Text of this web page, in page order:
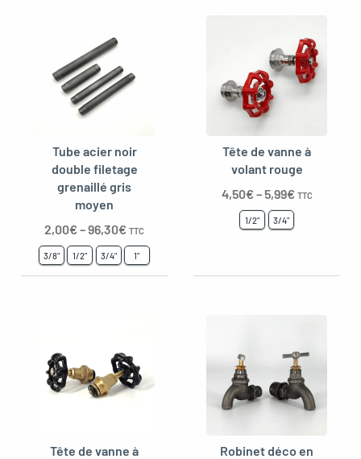
Tube acier noir
double filetage
grenaillé gris
moyen
2,00€–96,30€ TTC
3/8" 1/2" 3/4" 1"
Tête de vanne à
volant rouge
4,50€–5,99€ TTC
1/2" 3/4"
Tête de vanne à
Robinet déco en